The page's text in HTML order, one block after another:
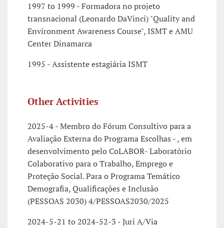
1997 to 1999 - Formadora no projeto
transnacional (Leonardo DaVinci) "Quality and
Environment Awareness Course", ISMT e AMU
Center Dinamarca
1995 - Assistente estagiária ISMT
Other Activities
2025-4 - Membro do Fórum Consultivo para a
Avaliação Externa do Programa Escolhas - , em
desenvolvimento pelo CoLABOR- Laboratório
Colaborativo para o Trabalho, Emprego e
Proteção Social. Para o Programa Temático
Demografia, Qualificações e Inclusão
(PESSOAS 2030) 4/PESSOAS2030/2025
2024-5-21 to 2024-52-3 - Juri A/Via